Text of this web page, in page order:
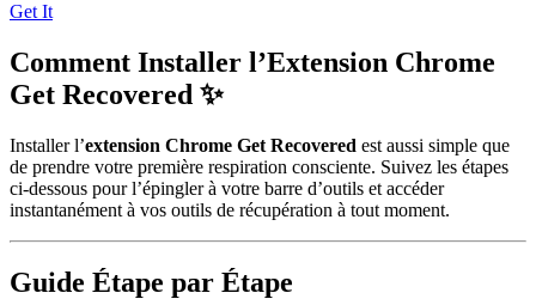
Get It
Comment Installer l’Extension Chrome
Get Recovered ✨
Installer l’extension Chrome Get Recovered est aussi simple que
de prendre votre première respiration consciente. Suivez les étapes
ci-dessous pour l’épingler à votre barre d’outils et accéder
instantanément à vos outils de récupération à tout moment.
Guide Étape par Étape